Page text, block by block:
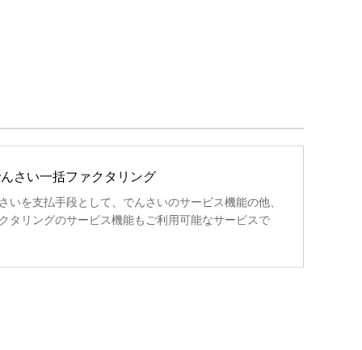
さい一括ファクタリング
いを支払手段として、でんさいのサービス機能の他、
タリングのサービス機能もご利用可能なサービスで